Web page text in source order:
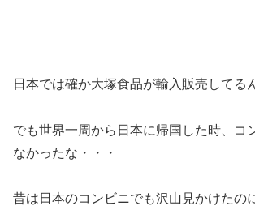
日本では確か大塚食品が輸入販売してる
でも世界一周から日本に帰国した時、コ
なかったな・・・
昔は日本のコンビニでも沢山見かけたの